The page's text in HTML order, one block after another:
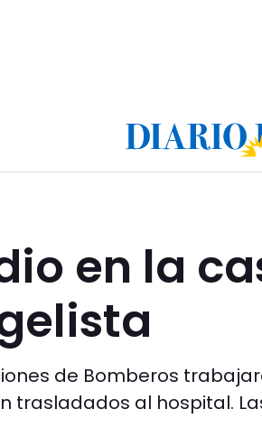
en la
de Bomberos
trasladados al hospital.